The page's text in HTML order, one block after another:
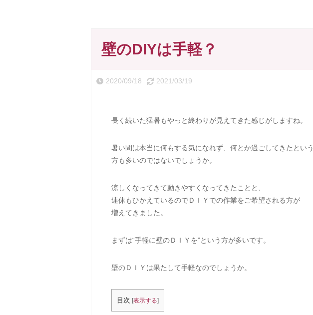
壁のDIYは手軽？
2020/09/18 2021/03/19
長く続いた猛暑もやっと終わりが見えてきた感じがしますね。
暑い間は本当に何もする気になれず、何とか過ごしてきたという
方も多いのではないでしょうか。
涼しくなってきて動きやすくなってきたことと、
連休もひかえているのでＤＩＹでの作業をご希望される方が
増えてきました。
まずは“手軽に壁のＤＩＹを”という方が多いです。
壁のＤＩＹは果たして手軽なのでしょうか。
目次 [表示する]